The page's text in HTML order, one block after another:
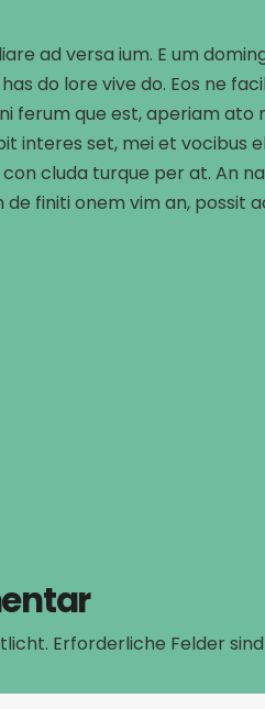
ad versa ium. E um
do lore vive do. Eos ne
ferum que est, aperiam
set, mei et vocibus
cluda turque per at. An
finiti onem vim an, possit
Erforderliche Felder